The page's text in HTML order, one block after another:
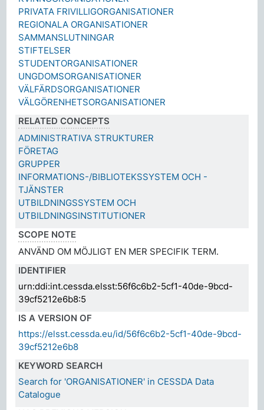
PRIVATA FRIVILLIGORGANISATIONER
REGIONALA ORGANISATIONER
SAMMANSLUTNINGAR
STIFTELSER
STUDENTORGANISATIONER
UNGDOMSORGANISATIONER
VÄLFÄRDSORGANISATIONER
VÄLGÖRENHETSORGANISATIONER
RELATED CONCEPTS
ADMINISTRATIVA STRUKTURER
FÖRETAG
GRUPPER
INFORMATIONS-/BIBLIOTEKSSYSTEM OCH -
TJÄNSTER
UTBILDNINGSSYSTEM OCH
UTBILDNINGSINSTITUTIONER
SCOPE NOTE
ANVÄND OM MÖJLIGT EN MER SPECIFIK TERM.
IDENTIFIER
urn:ddi:int.cessda.elsst:56f6c6b2-5cf1-40de-9bcd-
39cf5212e6b8:5
IS A VERSION OF
https://elsst.cessda.eu/id/56f6c6b2-5cf1-40de-9bcd-
39cf5212e6b8
KEYWORD SEARCH
Search for 'ORGANISATIONER' in CESSDA Data
Catalogue